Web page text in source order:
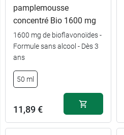
pamplemousse
concentré Bio 1600 mg
1600 mg de bioflavonoïdes -
Formule sans alcool - Dès 3
ans
50 ml
11,89 €